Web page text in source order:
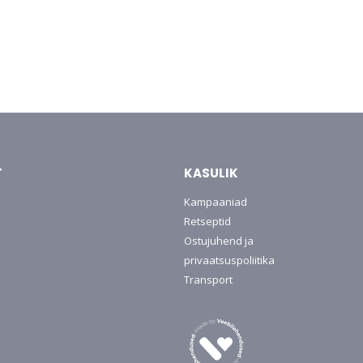
KASULIK
Kampaaniad
Retseptid
Ostujuhend ja
privaatsuspoliitika
Transport